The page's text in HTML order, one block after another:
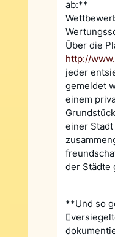
ab:**
Über die
http://
jeder
gemeldet
einem
einer
der Städte
**Und so